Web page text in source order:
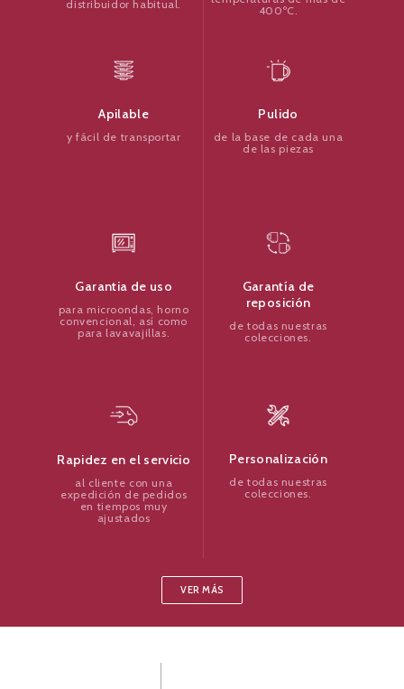
distribuidor habitual.
400ºC.
Apilable
y fácil de transportar
Pulido
de la base de cada una
de las piezas
Garantia de uso
para microondas, horno
convencional, así como
para lavavajillas.
Garantía de
reposición
de todas nuestras
colecciones.
Rapidez en el servicio
al cliente con una
expedición de pedidos
en tiempos muy
ajustados
Personalización
de todas nuestras
colecciones.
VER MÁS